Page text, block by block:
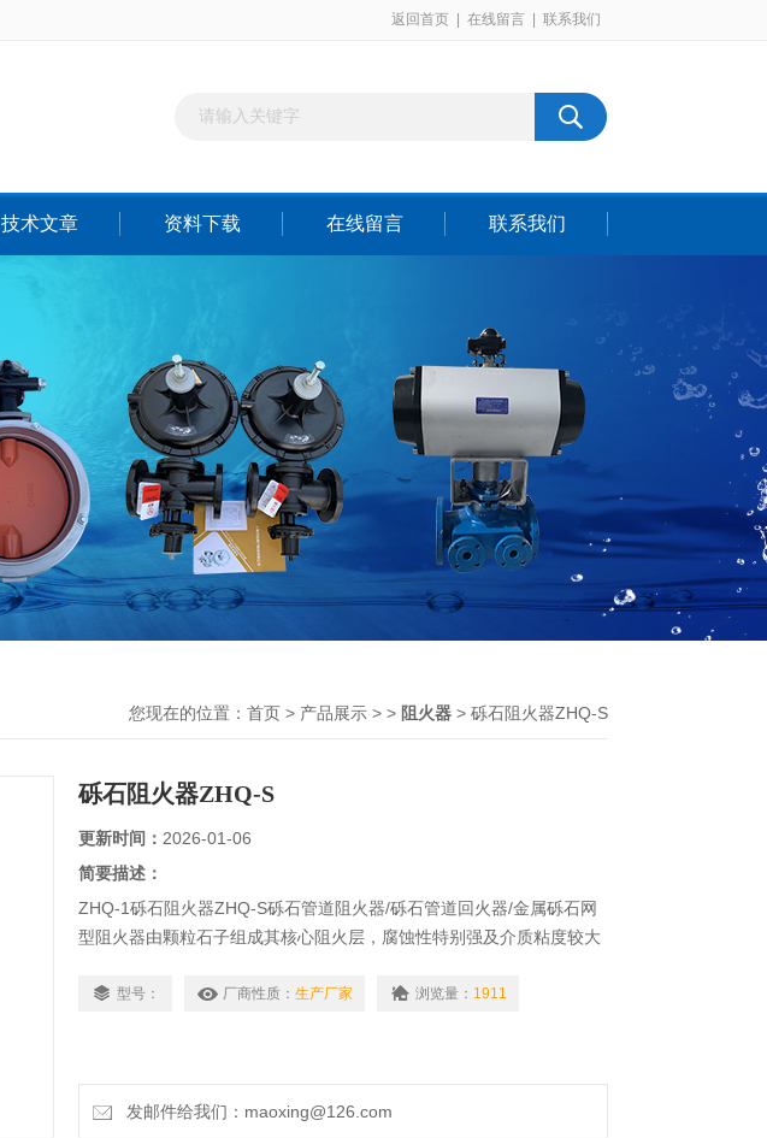
返回首页 在线留言 联系我们
技术文章 资料下载 在线留言 联系我们
您现在的位置： 首页 > 产品展示 > > 阻火器 > 砾石阻火器ZHQ-S
砾石阻火器ZHQ-S
更新时间： 2026-01-06
简要描述：
ZHQ-1砾石阻火器ZHQ-S砾石管道阻火器/砾石管道回火器/金属砾石网
型阻火器由颗粒石子组成其核心阻火层，腐蚀性特别强及介质粘度较大
型号： 厂商性质： 生产厂家 浏览量： 1911
发邮件给我们：maoxing@126.com